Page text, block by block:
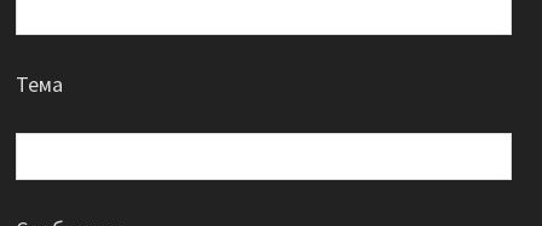
Тема